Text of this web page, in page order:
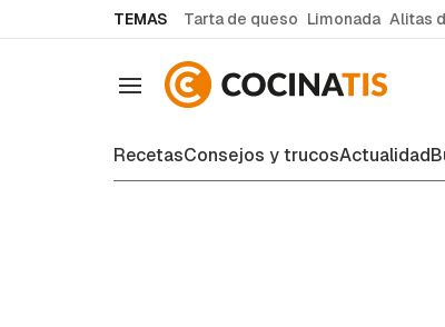
TEMAS Tarta de queso Limonada Alitas
Navegación
RecetasConsejos y trucosActualidad